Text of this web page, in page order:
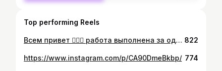
Top performing Reels
Всем привет 🙋🏻‍♂️ работа выполнена за один сеанс, 10 часов работы. Запись в Директ 📩 Консультация по телефону 📞 0(66)0078487 или лично в студии📍 улица Островского 2 #tattookrop #tattookirovograd #tattookropyvnytskyi #kropyvnytskyi #handubei #seregahandubei #tattoozavisimye #zavisimye #colortattoos #colorrealism #realismotattoo #tattoorealism #the_tattooed_ukraine #cheyennetattooequipment #worldfamousink 822
https://www.instagram.com/p/CA90DmeBkbp/ 774